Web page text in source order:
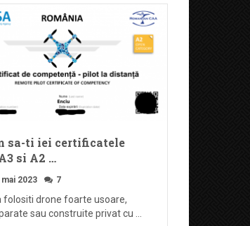
sa-ti iei certificatele
si A2 …
mai 2023 7
folositi drone foarte usoare,
sau construite privat cu …